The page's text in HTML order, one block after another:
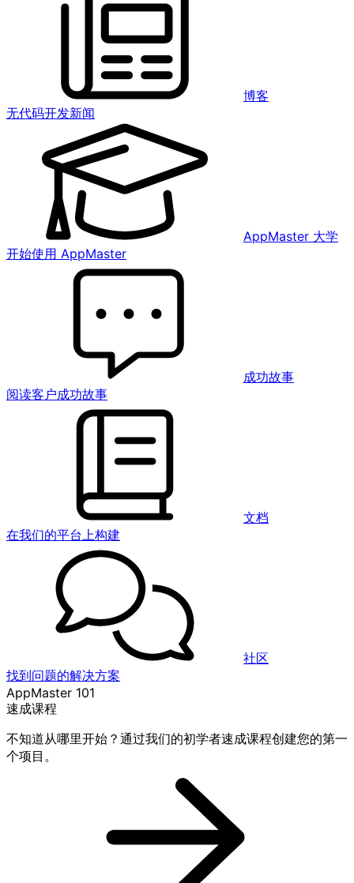
博客
无代码开发新闻
AppMaster 大学
开始使用 AppMaster
成功故事
阅读客户成功故事
文档
在我们的平台上构建
社区
找到问题的解决方案
AppMaster 101
速成课程
不知道从哪里开始？通过我们的初学者速成课程创建您的第一
个项目。